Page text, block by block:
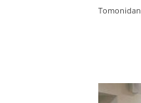
Tomonidan